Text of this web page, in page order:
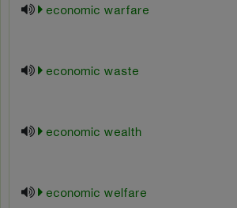
economic warfare
economic waste
economic wealth
economic welfare